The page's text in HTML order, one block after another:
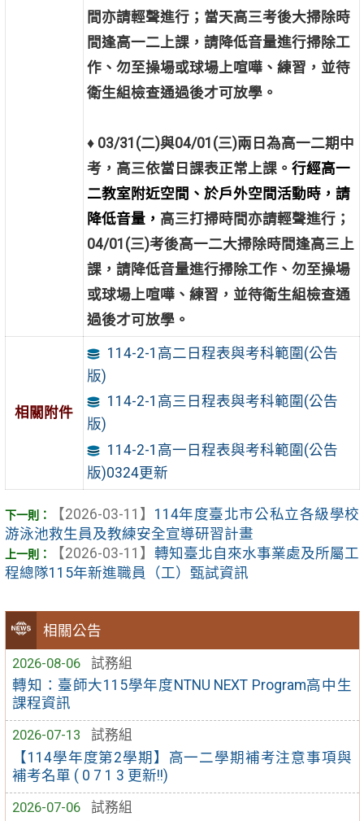
相關公告
2026-08-06
試務組
轉知：臺師大115學年度NTNU NEXT Program高中生
課程資訊
2026-07-13
試務組
【114學年度第2學期】高一二學期補考注意事項與
補考名單 ( 0 7 1 3 更新!!)
2026-07-06
試務組
間亦請輕聲進行；當天高三考後大掃除時
間逢高一二上課，請降低音量進行掃除工
作、勿至操場或球場上喧嘩、練習，並待
衛生組檢查通過後才可放學。
♦ 03/31(二)與04/01(三)兩日為高一二期中
考，高三依當日課表正常上課。 行經高一
二教室附近空間、於戶外空間活動時，請
降低音量， 高三打掃時間亦請輕聲進行；
04/01(三)考後高一二大掃除時間逢高三上
課，請降低音量進行掃除工作、勿至操場
或球場上喧嘩、練習，並待衛生組檢查通
過後才可放學。
相關附件
114-2-1高二日程表與考科範圍(公告
版)
114-2-1高三日程表與考科範圍(公告
版)
114-2-1高一日程表與考科範圍(公告
版)0324更新
【2026-03-11】 114年度臺北市公私立各級學校
游泳池救生員及教練安全宣導研習計畫
【2026-03-11】 轉知臺北自來水事業處及所屬工
程總隊115年新進職員（工）甄試資訊